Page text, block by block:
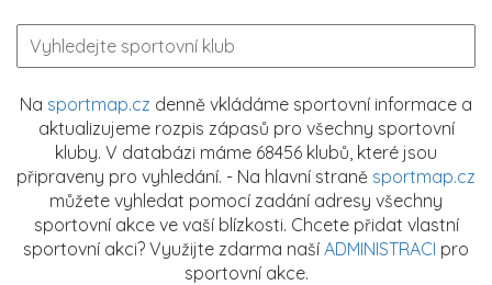
Na sportmap.cz denně vkládáme sportovní informace a
aktualizujeme rozpis zápasů pro všechny sportovní
kluby. V databázi máme 68456 klubů, které jsou
připraveny pro vyhledání. - Na hlavní straně sportmap.cz
můžete vyhledat pomocí zadání adresy všechny
sportovní akce ve vaší blízkosti. Chcete přidat vlastní
sportovní akci? Využijte zdarma naší ADMINISTRACI pro
sportovní akce.